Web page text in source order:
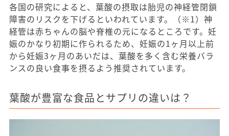
各国の研究によると、葉酸の摂取は胎児の神経管閉鎖
障害のリスクを下げるといわれています。（※1）神
経管は赤ちゃんの脳や脊椎の元になるところです。妊
娠のかなり初期に作られるため、妊娠の1ヶ月以上前
から妊娠3ヶ月のあいだは、葉酸を多く含む栄養バラ
ンスの良い食事を摂るよう推奨されています。
葉酸が豊富な食品とサプリの違いは？